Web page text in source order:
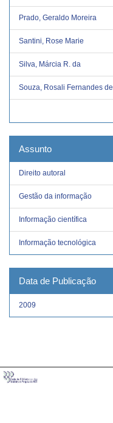
Prado, Geraldo Moreira
Santini, Rose Marie
Silva, Márcia R. da
Souza, Rosali Fernandes de
Assunto
Direito autoral
Gestão da informação
Informação científica
Informação tecnológica
Data de Publicação
2009